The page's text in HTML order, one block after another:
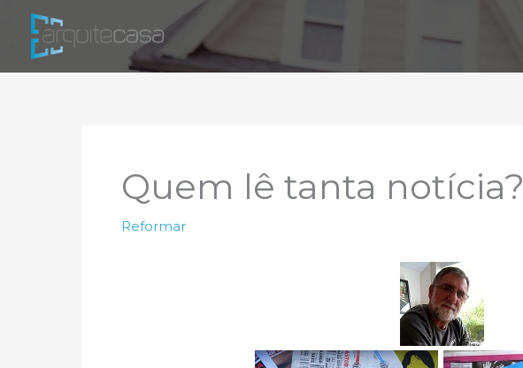
Quem lê tanta notícia?
Reformar